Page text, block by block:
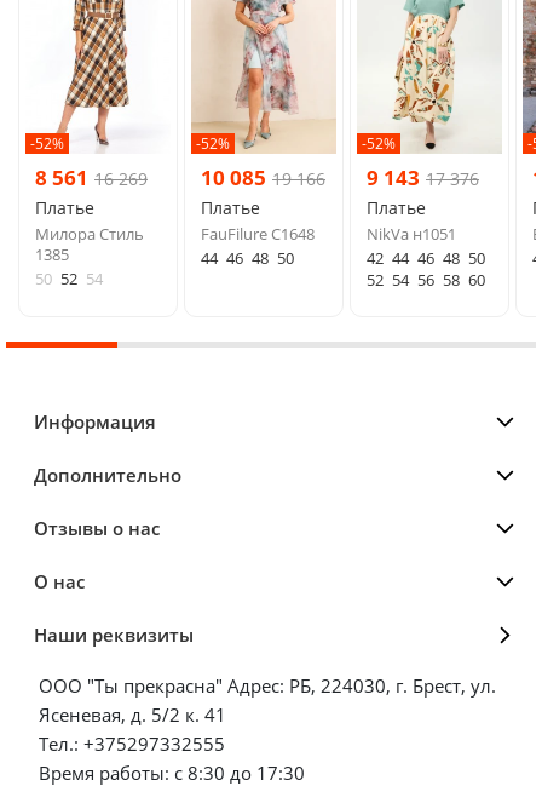
-52%
8 561 16 269
Платье
Милора Стиль
1385
50 52 54
-52%
10 085 19 166
Платье
FauFilure С1648
44 46 48 50
-52%
9 143 17 376
Платье
NikVa н1051
42 44 46 48 50
52 54 56 58 60
-
Информация
Дополнительно
Отзывы о нас
О нас
Наши реквизиты
ООО "Ты прекрасна" Адрес: РБ, 224030, г. Брест, ул.
Ясеневая, д. 5/2 к. 41
Тел.: +375297332555
Время работы: с 8:30 до 17:30